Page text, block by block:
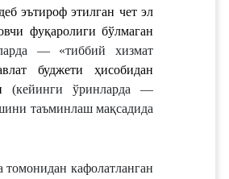
эътироф этилган чет эл
фуқаролиги бўлмаган
— «тиббий хизмат
буджети ҳисобидан
(кейинги ўринларда —
таъминлаш мақсадида
кафолатланган